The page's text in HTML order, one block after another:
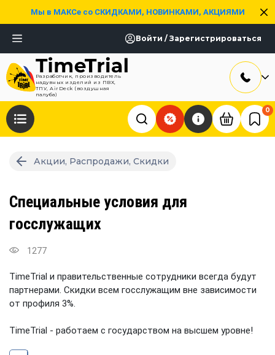
Мы в МАКСе со СКИДКАМИ, НОВИНКАМИ, АКЦИЯМИ
Войти / Зарегистрироваться
Разработчик, производитель
надувных изделий из ПВХ,
ТПУ, AirDeck (воздушная
палуба)
0
Акции, Распродажи, Скидки
Специальные условия для
госслужащих
1277
TimeTrial и правительственные сотрудники всегда будут
партнерами. Скидки всем госслужащим вне зависимости
от профиля 3%.
TimeTrial - работаем с государством на высшем уровне!